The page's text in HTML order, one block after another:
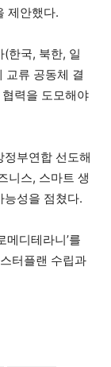
제안했다.
한국, 북한, 일
교류 공동체 결
력을 도모해야
부연합 선도해
니스, 스마트 생
능성을 점쳤다.
메디테라니’를
터플랜 수립과